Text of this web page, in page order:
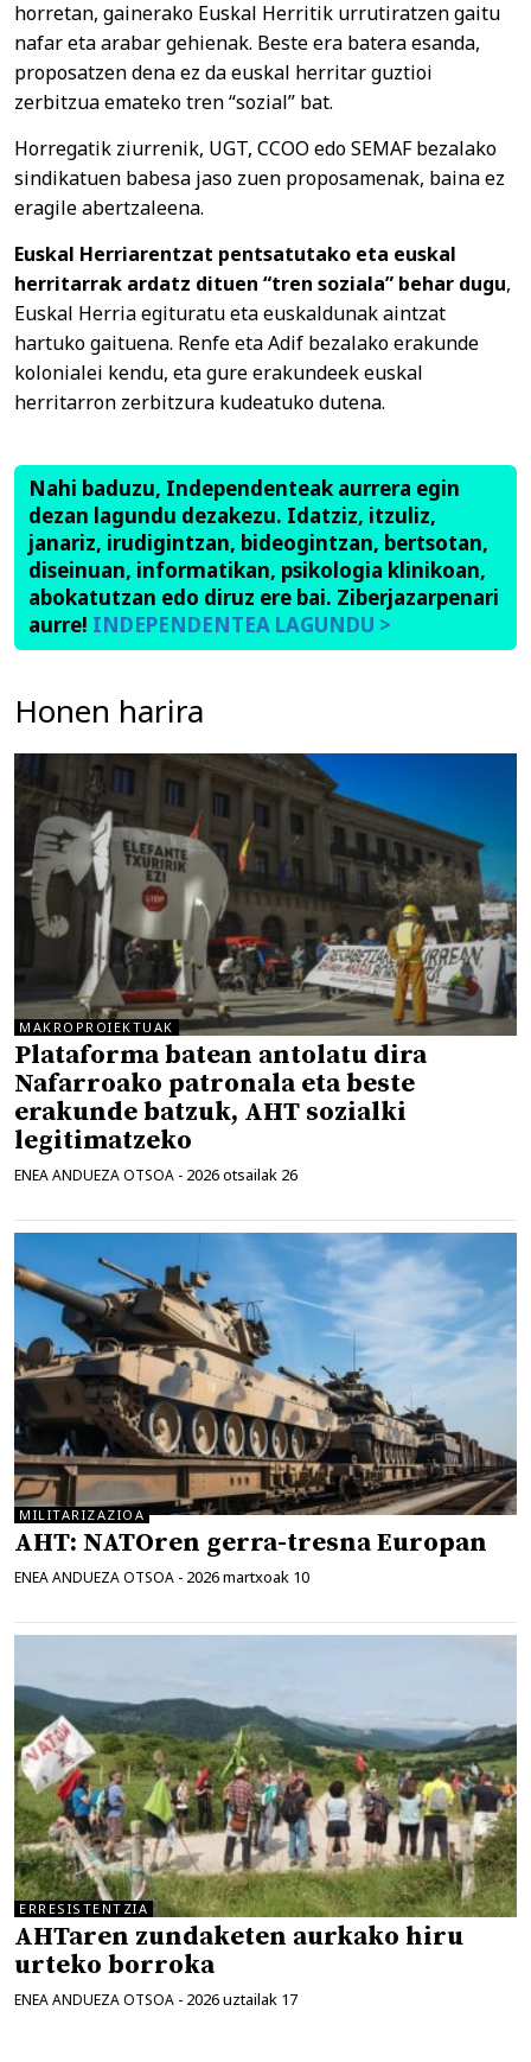
horretan, gainerako Euskal Herritik urrutiratzen gaitu
nafar eta arabar gehienak. Beste era batera esanda,
proposatzen dena ez da euskal herritar guztioi
zerbitzua emateko tren “sozial” bat.
Horregatik ziurrenik, UGT, CCOO edo SEMAF bezalako
sindikatuen babesa jaso zuen proposamenak, baina ez
eragile abertzaleena.
Euskal Herriarentzat pentsatutako eta euskal
herritarrak ardatz dituen “tren soziala” behar dugu,
Euskal Herria egituratu eta euskaldunak aintzat
hartuko gaituena. Renfe eta Adif bezalako erakunde
kolonialei kendu, eta gure erakundeek euskal
herritarron zerbitzura kudeatuko dutena.
Nahi baduzu, Independenteak aurrera egin
dezan lagundu dezakezu. Idatziz, itzuliz,
janariz, irudigintzan, bideogintzan, bertsotan,
diseinuan, informatikan, psikologia klinikoan,
abokatutzan edo diruz ere bai. Ziberjazarpenari
aurre! INDEPENDENTEA LAGUNDU >
Honen harira
MAKROPROIEKTUAK
Plataforma batean antolatu dira
Nafarroako patronala eta beste
erakunde batzuk, AHT sozialki
legitimatzeko
ENEA ANDUEZA OTSOA - 2026 otsailak 26
MILITARIZAZIOA
AHT: NATOren gerra-tresna Europan
ENEA ANDUEZA OTSOA - 2026 martxoak 10
ERRESISTENTZIA
AHTaren zundaketen aurkako hiru
urteko borroka
ENEA ANDUEZA OTSOA - 2026 uztailak 17